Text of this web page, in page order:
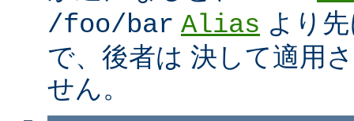
/foo/bar Alias より
で、後者は 決して適用
せん。